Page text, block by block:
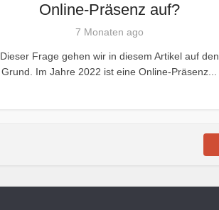
Online-Präsenz auf?
7 Monaten ago
Dieser Frage gehen wir in diesem Artikel auf den
Grund. Im Jahre 2022 ist eine Online-Präsenz...